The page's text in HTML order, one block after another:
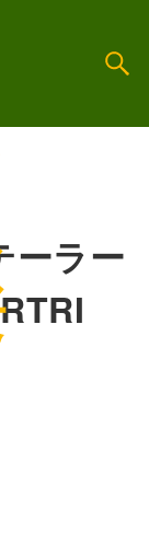
ーラー